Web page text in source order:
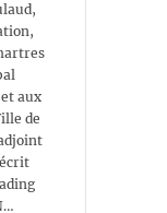
aux
de